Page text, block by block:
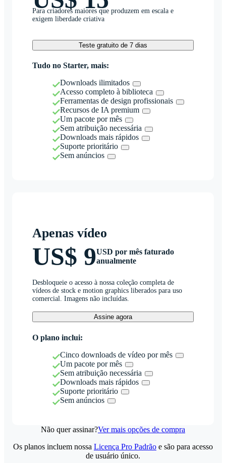
Para criadores maiores que produzem em escala e
exigem liberdade criativa
Teste gratuito de 7 dias
Tudo no Starter, mais:
Downloads ilimitados
Acesso completo à biblioteca
Ferramentas de design profissionais
Recursos de IA premium
Um pacote por mês
Sem atribuição necessária
Downloads mais rápidos
Suporte prioritário
Sem anúncios
Apenas vídeo
US$ 9USD por mês faturado
anualmente
Desbloqueie o acesso à nossa coleção completa de
vídeos de stock e motion graphics liberados para uso
comercial. Imagens não incluídas.
Assine agora
O plano inclui:
Cinco downloads de vídeo por mês
Um pacote por mês
Sem atribuição necessária
Downloads mais rápidos
Suporte prioritário
Sem anúncios
Não quer assinar?Ver mais opções de compra
Os planos incluem nossa Licença Pro Padrão e são para acesso
de usuário único.